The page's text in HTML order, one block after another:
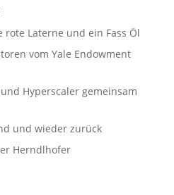
Laterne und ein Fass Öl
vom Yale Endowment
Hyperscaler gemeinsam
und wieder zurück
Herndlhofer